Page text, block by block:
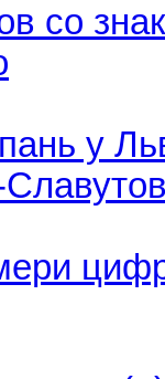
со
у